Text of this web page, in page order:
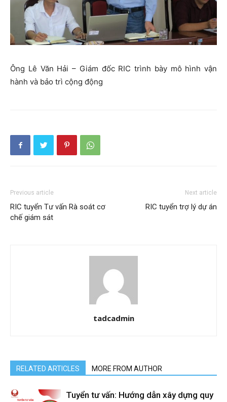
Ông Lê Văn Hải – Giám đốc RIC trình bày mô hình vận
hành và bảo trì cộng động
Previous article
RIC tuyển Tư vấn Rà soát cơ
chế giám sát
Next article
RIC tuyển trợ lý dự án
tadcadmin
RELATED ARTICLES MORE FROM AUTHOR
Tuyển tư vấn: Hướng dẫn xây dựng quy